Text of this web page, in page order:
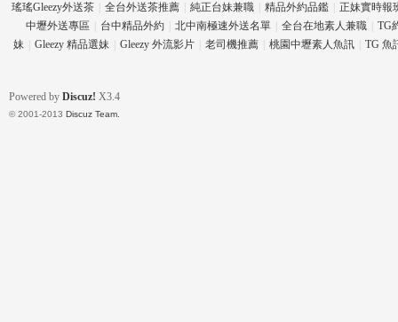
流
瑤瑤Gleezy外送茶 全台外送茶推薦 純正台妹兼職 精品外約品鑑
正妹實時報
中壢外送專區
台中精品外約 北中南極速外送名單 全台在地素人兼職
TG
妹
Gleezy 精品選妹 Gleezy 外流影片 老司機推薦 桃園中壢素人魚訊 TG 魚
Powered by Discuz! X3.4
© 2001-2013 Discuz Team.